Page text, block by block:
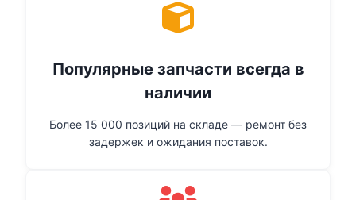
Популярные запчасти всегда в
наличии
Более 15 000 позиций на складе — ремонт без
задержек и ожидания поставок.